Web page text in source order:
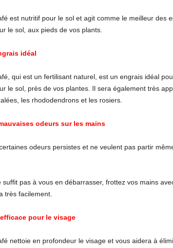
est nutritif pour le sol et agit comme le meilleur des
le sol, aux pieds de vos plants.
idéal
qui est un fertilisant naturel, est un engrais idéal
le sol, près de vos plantes. Il sera également très
les rhododendrons et les rosiers.
odeurs sur les mains
odeurs persistes et ne veulent pas partir
suffit pas à vous en débarrasser, frottez vos mains
très facilement.
pour le visage
nettoie en profondeur le visage et vous aidera à